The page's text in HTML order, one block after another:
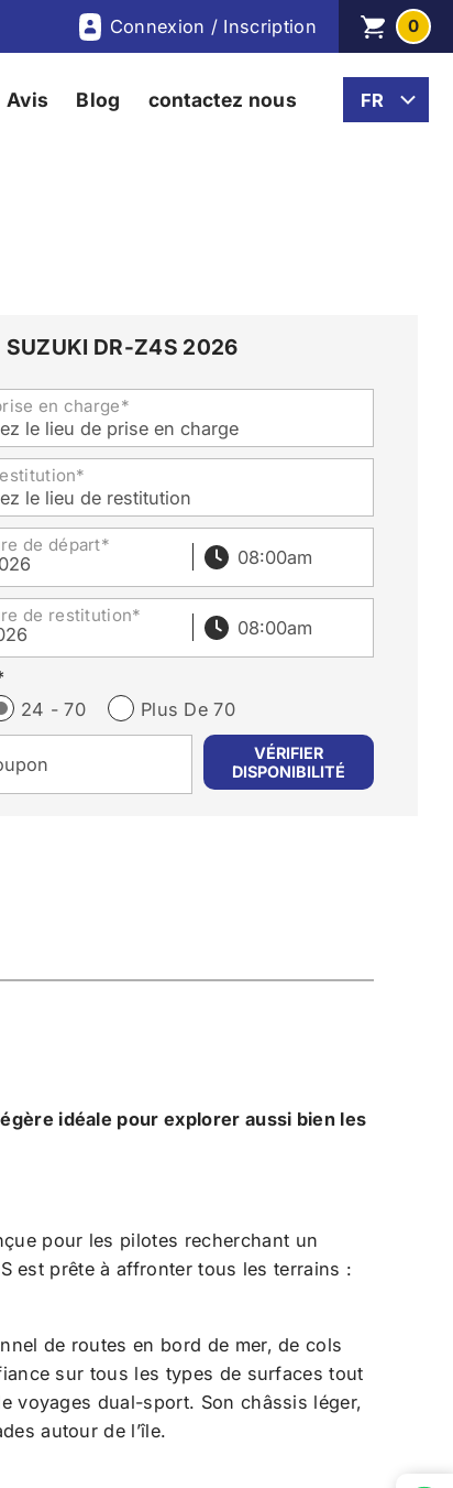
Connexion / Inscription 0
Avis Blog contactez nous
SUZUKI DR-Z4S 2026
en charge*
le lieu de prise en charge
le lieu de restitution
de départ*
de restitution*
24 - 70 Plus De 70
idéale pour explorer aussi bien les
pour les pilotes recherchant un
est prête à affronter tous les terrains :
de routes en bord de mer, de cols
sur tous les types de surfaces tout
voyages dual-sport. Son châssis léger,
autour de l’île.